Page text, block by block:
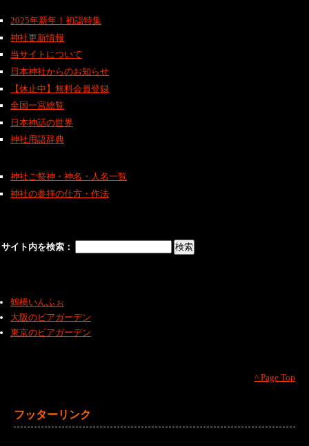
2025年新年！初詣特集
神社更新情報
当サイトについて
日本神社からのお知らせ
【休止中】無料会員登録
全国一宮総覧
日本神話の世界
神社用語辞典
神社ご祭神・神名・人名一覧
神社の参拝の仕方・作法
サイト内を検索：
鶴橋いんふぉ
大阪のビアガーデン
東京のビアガーデン
^ Page Top
フッターリンク